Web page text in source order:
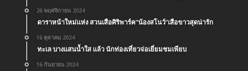
26 พฤศจิกายน 2024
ดาราหน้าใหม่แห่ง สวนเสือศิริพาร์ค”น้องสโนว์”เสือขาวสุดน่ารัก
16 ตุลาคม 2024
ทะเล บางแสนน้ำใส แล้ว นักท่องเที่ยวจ่อเยี่ยมชมเพียบ
16 กันยายน 2024